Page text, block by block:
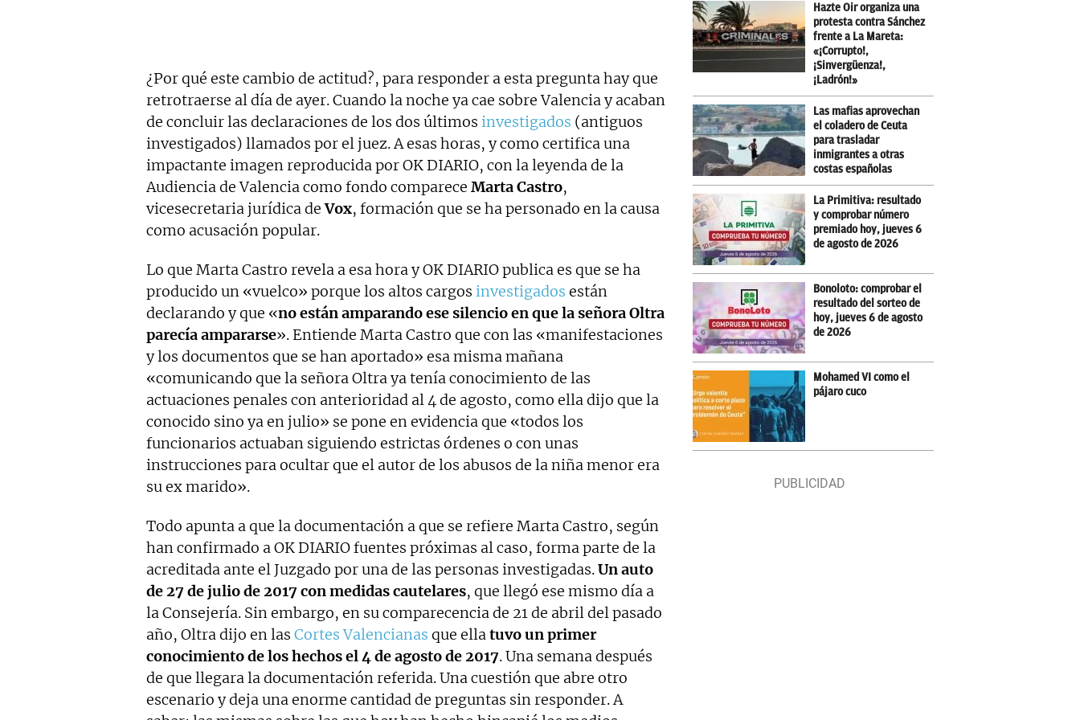
¿Por qué este cambio de actitud?, para responder a esta pregunta hay que
retrotraerse al día de ayer. Cuando la noche ya cae sobre Valencia y acaban
de concluir las declaraciones de los dos últimos investigados (antiguos
investigados) llamados por el juez. A esas horas, y como certifica una
impactante imagen reproducida por OK DIARIO, con la leyenda de la
Audiencia de Valencia como fondo comparece Marta Castro,
vicesecretaria jurídica deVox, formación que se ha personado en la causa
como acusación popular.
Lo que Marta Castro revela a esa hora y OK DIARIO publica es que se ha
producido un «vuelco» porque los altos cargos investigados están
declarando y que «no están amparando ese silencio en que la señora Oltra
parecía ampararse». Entiende Marta Castro que con las «manifestaciones
y los documentos que se han aportado» esa misma mañana
«comunicando que la señora Oltra ya tenía conocimiento de las
actuaciones penales con anterioridad al 4 de agosto, como ella dijo que la
conocido sino ya en julio» se pone en evidencia que «todos los
funcionarios actuaban siguiendo estrictas órdenes o con unas
instrucciones para ocultar que el autor de los abusos de la niña menor era
su ex marido».
Todo apunta a que la documentación a que se refiere Marta Castro, según
han confirmado a OK DIARIO fuentes próximas al caso, forma parte de la
acreditada ante el Juzgado por una de las personas investigadas.Un auto
de 27 de julio de 2017 con medidas cautelares, que llegó ese mismo día a
la Consejería. Sin embargo, en su comparecencia de 21 de abril del pasado
año, Oltra dijo en las Cortes Valencianas que ellatuvo un primer
conocimiento de los hechos el 4 de agosto de 2017. Una semana después
de que llegara la documentación referida. Una cuestión que abre otro
escenario y deja una enorme cantidad de preguntas sin responder. A
Hazte Oir organiza una
protesta contra Sánchez
frente a La Mareta:
«¡Corrupto!,
¡Sinvergüenza!,
¡Ladrón!»
Las mafias aprovechan
el coladero de Ceuta
para trasladar
inmigrantes a otras
costas españolas
La Primitiva: resultado
y comprobar número
premiado hoy, jueves 6
de agosto de 2026
Bonoloto: comprobar el
resultado del sorteo de
hoy, jueves 6 de agosto
de 2026
Mohamed VI como el
pájaro cuco